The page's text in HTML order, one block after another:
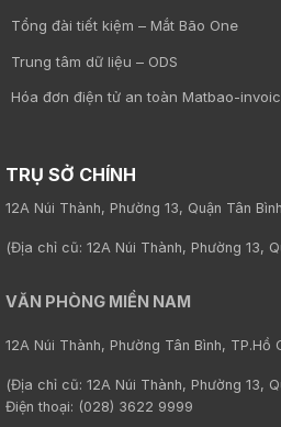
Tổng đài tiết kiệm – Mắt Bão One
Trung tâm dữ liệu – ODS
Hóa đơn điện tử an toàn Matbao-
TRỤ SỞ CHÍNH
12A Núi Thành, Phường 13, Quận Tân
(Địa chỉ cũ: 12A Núi Thành, Phường 13,
VĂN PHÒNG MIỀN NAM
12A Núi Thành, Phường Tân Bình, TP.Hồ
(Địa chỉ cũ: 12A Núi Thành, Phường 13,
Điện thoại: (028) 3622 9999